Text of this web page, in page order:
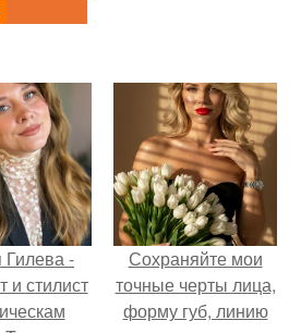
-
и стилист
Сохраняйте мои
точные черты лица,
форму губ, линию